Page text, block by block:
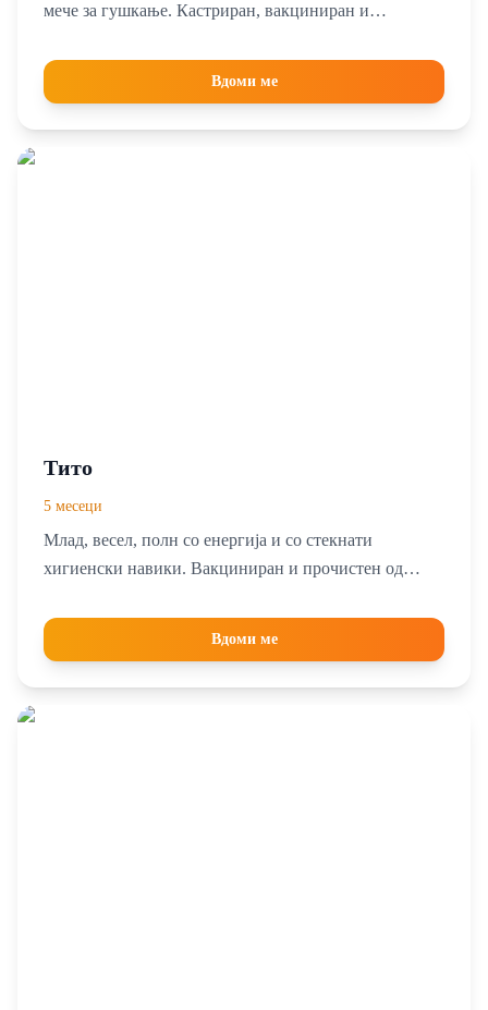
мече за гушкање. Кастриран, вакциниран и
Хачико, активистите се обидеа да го вдомат во
странство но, бидејќи беше улично куче предолго
Вдоми ме
Тито
5 месеци
Млад, весел, полн со енергија и со стекнати
хигиенски навики. Вакциниран и прочистен од
добива многу љубов… А најмногу од се’ да има свој
човек и свој дом засекогаш. Ако бараш најверен и
Вдоми ме